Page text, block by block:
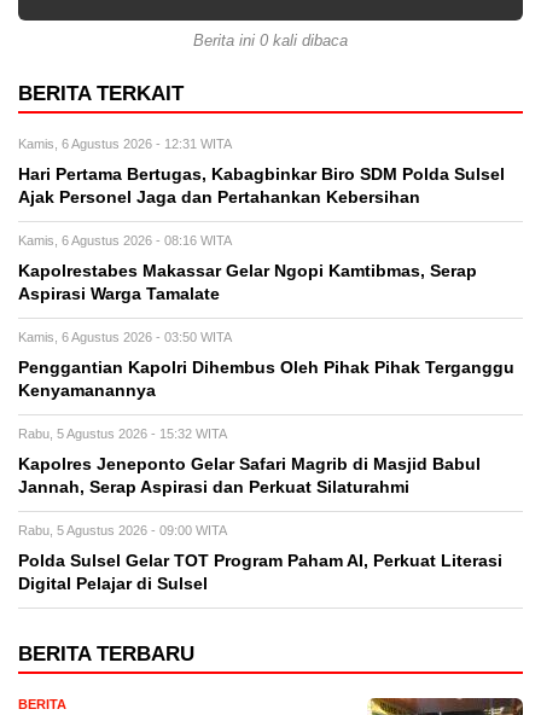
Berita ini 0 kali dibaca
BERITA TERKAIT
Kamis, 6 Agustus 2026 - 12:31 WITA
Hari Pertama Bertugas, Kabagbinkar Biro SDM Polda Sulsel
Ajak Personel Jaga dan Pertahankan Kebersihan
Kamis, 6 Agustus 2026 - 08:16 WITA
Kapolrestabes Makassar Gelar Ngopi Kamtibmas, Serap
Aspirasi Warga Tamalate
Kamis, 6 Agustus 2026 - 03:50 WITA
Penggantian Kapolri Dihembus Oleh Pihak Pihak Terganggu
Kenyamanannya
Rabu, 5 Agustus 2026 - 15:32 WITA
Kapolres Jeneponto Gelar Safari Magrib di Masjid Babul
Jannah, Serap Aspirasi dan Perkuat Silaturahmi
Rabu, 5 Agustus 2026 - 09:00 WITA
Polda Sulsel Gelar TOT Program Paham AI, Perkuat Literasi
Digital Pelajar di Sulsel
BERITA TERBARU
BERITA